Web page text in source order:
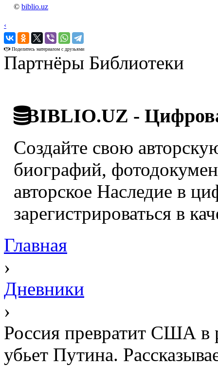
© biblio.uz
‹
›
Поделитесь материалом с друзьями
Партнёры Библиотеки
BIBLIO.UZ -
Создайте свою
биографий,
авторское Наследие в
зарегистрироваться в
Главная
›
Дневники
›
Россия превратит США в
убьет Путина.